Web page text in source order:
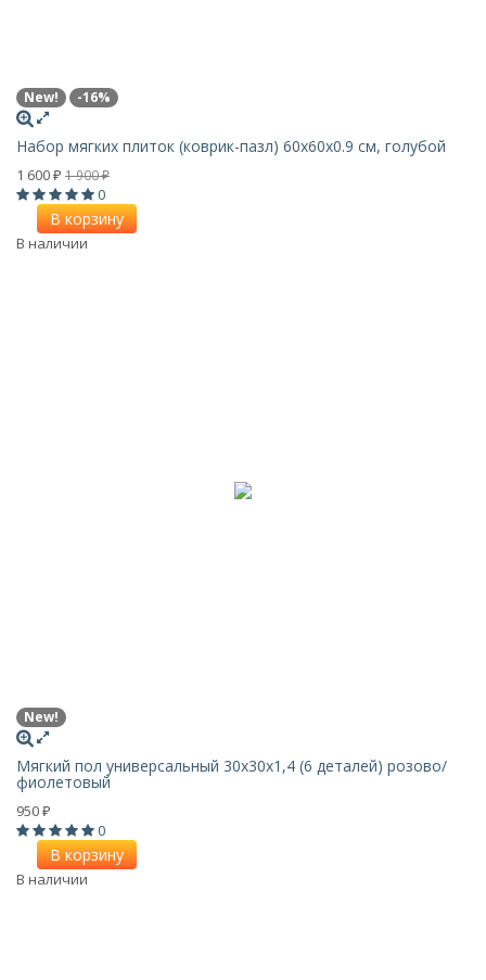
New! -16%
Набор мягких плиток (коврик-пазл) 60х60x0.9 см, голубой
1 600 ₽ 1 900₽
0
В корзину
В наличии
New!
Мягкий пол универсальный 30х30х1,4 (6 деталей) розово/
фиолетовый
950 ₽
0
В корзину
В наличии